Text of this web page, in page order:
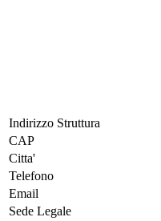
Indirizzo Struttura
CAP
Citta'
Telefono
Email
Sede Legale